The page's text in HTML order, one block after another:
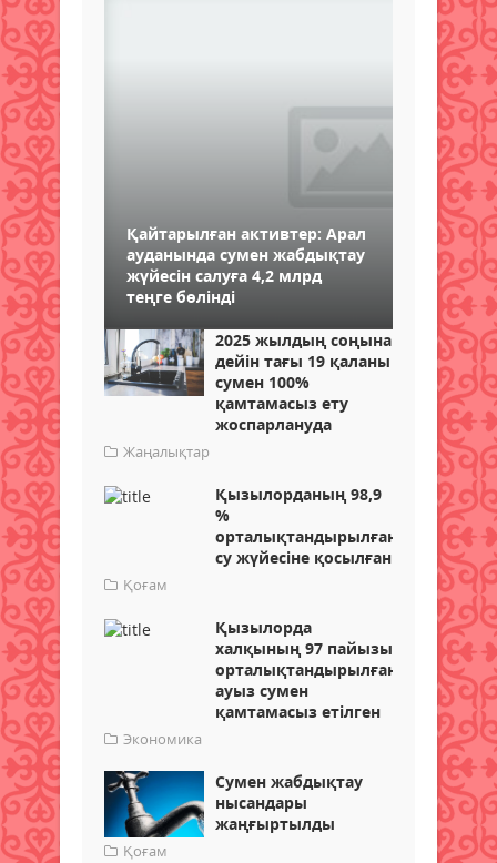
Қайтарылған активтер: Арал
ауданында сумен жабдықтау
жүйесін салуға 4,2 млрд
теңге бөлінді
2025 жылдың соңына
дейін тағы 19 қаланы
сумен 100%
қамтамасыз ету
жоспарлануда
Жаңалықтар
Қызылорданың 98,9
%
орталықтандырылған
су жүйесіне қосылған
Қоғам
Қызылорда
халқының 97 пайызы
орталықтандырылған
ауыз сумен
қамтамасыз етілген
Экономика
Сумен жабдықтау
нысандары
жаңғыртылды
Қоғам